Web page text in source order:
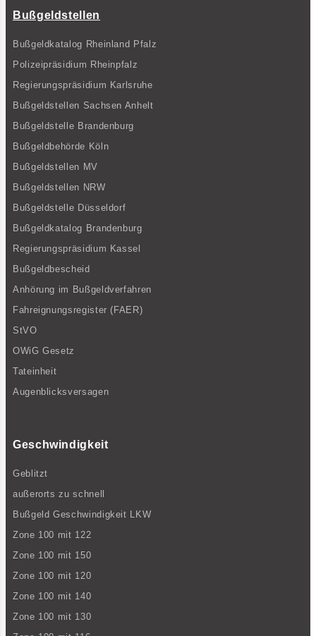
Bußgeldstellen
Bußgeldkatalog Rheinland Pfalz
Polizeipräsidium Rheinpfalz
Regierungspräsidium Karlsruhe
Bußgeldstellen Sachsen Anhelt
Bußgeldstelle Brandenburg
Bußgeldbehörde Köln
Bußgeldstellen MV
Bußgeldstellen NRW
Bußgeldstelle Düsseldorf
Bußgeldkatalog Brandenburg
Regierungspräsidium Kassel
Bußgeldbescheid
Anhörung im Bußgeldverfahren
Fahreignungsregister (FAER)
StVO
OWiG Gesetz
Tateinheit
Augenblicksversagen
Geschwindigkeit
Geblitzt
außerorts zu schnell
Bußgeld Geschwindigkeit LKW
Zone 100 mit 122
Zone 100 mit 150
Zone 100 mit 120
Zone 100 mit 140
Zone 100 mit 130